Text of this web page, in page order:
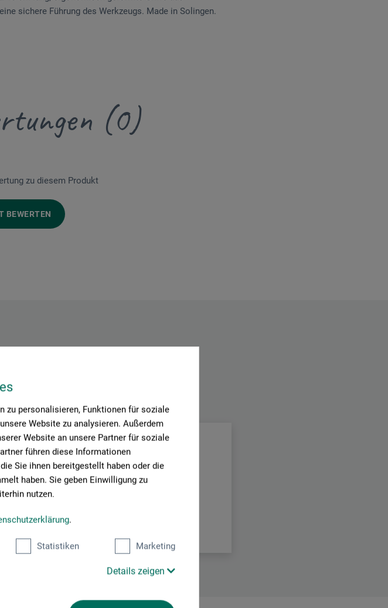
zu personalisieren, Funktionen für soziale
Website zu analysieren. Außerdem
Website an unsere Partner für soziale
führen diese Informationen
Sie ihnen bereitgestellt haben oder die
haben. Sie geben Einwilligung zu
nutzen.
.
Statistiken Marketing
Details zeigen
sichere Führung des Werkzeugs. Made in Solingen.
(0)
zu diesem Produkt
BEWERTEN
Kontakt
Herstellers zu diesem Produkt.